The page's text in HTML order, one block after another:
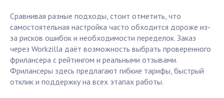
Сравнивая разные подходы, стоит отметить, что
самостоятельная настройка часто обходится дороже из-
за рисков ошибок и необходимости переделок. Заказ
через Workzilla даёт возможность выбрать проверенного
фрилансера с рейтингом и реальными отзывами.
Фрилансеры здесь предлагают гибкие тарифы, быстрый
отклик и поддержку на всех этапах работы.